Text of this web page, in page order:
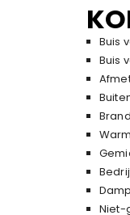
Buis
Buis
Niet-